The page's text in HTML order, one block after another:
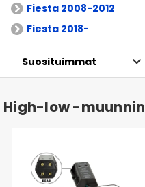
Fiesta 2008-2012
Fiesta 2018-
High-low -muunnin